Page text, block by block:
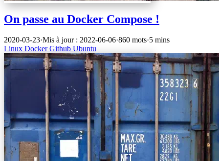
On passe au Docker Compose !
2020-03-23·Mis à jour : 2022-06-06·860 mots·5 mins
Linux DockerGithub Ubuntu